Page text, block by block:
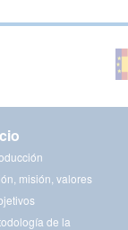
misión, valores
de la